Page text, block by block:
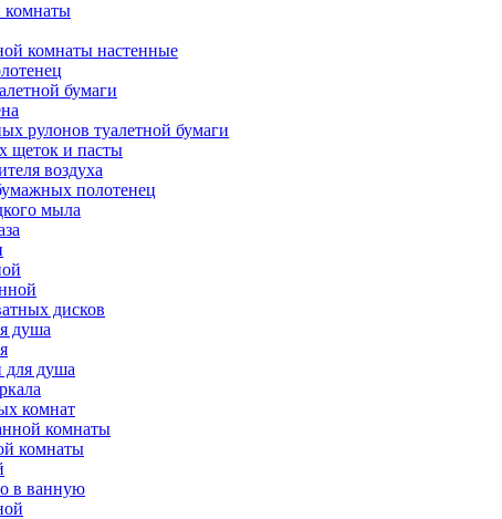
комнаты
комнаты настенные
бумаги
рулонов туалетной бумаги
щеток и пасты
воздуха
полотенец
мыла
дисков
душа
для душа
комнат
комнаты
комнаты
в ванную